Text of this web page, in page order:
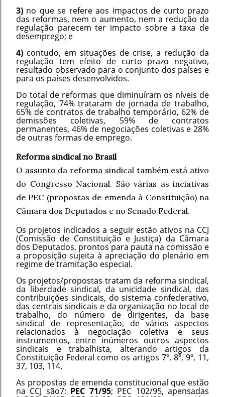
3) no que se refere aos impactos de curto prazo
das reformas, nem o aumento, nem a redução da
regulação parecem ter impacto sobre a taxa de
desemprego; e
4) contudo, em situações de crise, a redução da
regulação tem efeito de curto prazo negativo,
resultado observado para o conjunto dos países e
para os países desenvolvidos.
Do total de reformas que diminuíram os níveis de
regulação, 74% trataram de jornada de trabalho,
65% de contratos de trabalho temporário, 62% de
demissões coletivas, 59% de contratos
permanentes, 46% de negociações coletivas e 28%
de outras formas de emprego.
Reforma sindical no Brasil
O assunto da reforma sindical também está ativo
do Congresso Nacional. São várias as inciativas
de PEC (propostas de emenda à Constituição) na
Câmara dos Deputados e no Senado Federal.
Os projetos indicados a seguir estão ativos na CCJ
(Comissão de Constituição e Justiça) da Câmara
dos Deputados, prontos para pauta na comissão e
a proposição sujeita à apreciação do plenário em
regime de tramitação especial.
Os projetos/propostas tratam da reforma sindical,
da liberdade sindical, da unicidade sindical, das
contribuições sindicais, do sistema confederativo,
das centrais sindicais e da organização no local de
trabalho, do número de dirigentes, da base
sindical de representação, de vários aspectos
relacionados à negociação coletiva e seus
instrumentos, entre inúmeros outros aspectos
sindicais e trabalhista, alterando artigos da
Constituição Federal como os artigos 7º, 8º, 9º, 11,
37, 103, 114.
As propostas de emenda constitucional que estão
na CCJ são7: PEC 71/95; PEC 102/95, apensadas